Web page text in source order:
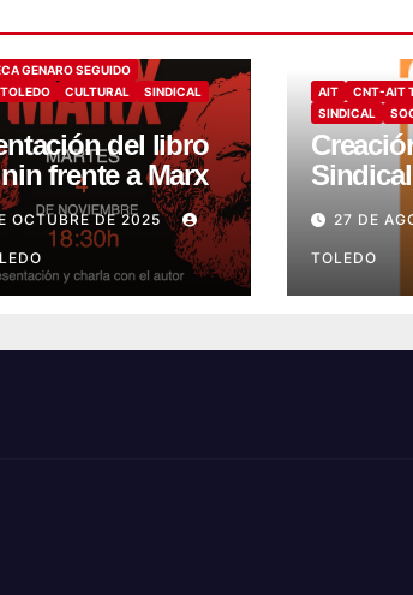
GENARO SEGUIDO
CULTURAL
SINDICAL
del libro
frente a Marx
OCTUBRE DE 2025
AIT CNT-AIT
SINDICAL
de27 DE
TOLEDO